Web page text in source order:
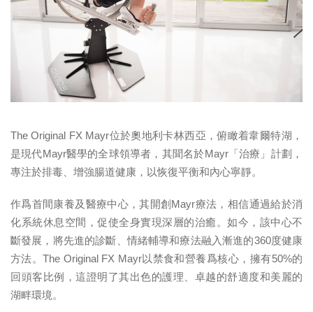
The Original FX Mayr位於奧地利卡林西亞，俯瞰着韋爾特湖，
是現代Mayr醫學的全球領導者，其聞名於Mayr「治療」計劃，
專注於排毒、增強腸道健康，以恢復平衡和內心寧靜。
作爲首間康養及醫療中心，其開創Mayr療法，相信通過給於消
化系統休息空間，促使全身實現深層的治癒。如今，該中心不
斷發展，將先進的診斷、情緒輔導和療法融入漸進的360度健康
方法。The Original FX Mayr以禁食和營養爲核心，擁有50%的
回頭客比例，這證明了其出色的護理、卓越的舒適度和美麗的
湖畔環境。